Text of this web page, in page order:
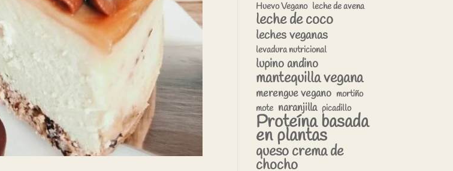
Huevo Vegano leche de avena
leche de coco
leches veganas
levadura nutricional
lupino andino
mantequilla vegana
merengue vegano mortiño
mote naranjilla picadillo
Proteína basada
en plantas
queso crema de
chocho